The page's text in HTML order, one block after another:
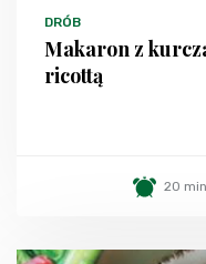
DRÓB
Makaron z
ricottą
20